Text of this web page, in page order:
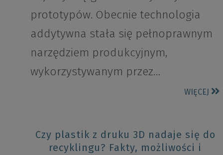
prototypów. Obecnie technologia
addytywna stała się pełnoprawnym
narzędziem produkcyjnym,
wykorzystywanym przez…
WIĘCEJ
Czy plastik z druku 3D nadaje się do
recyklingu? Fakty, możliwości i